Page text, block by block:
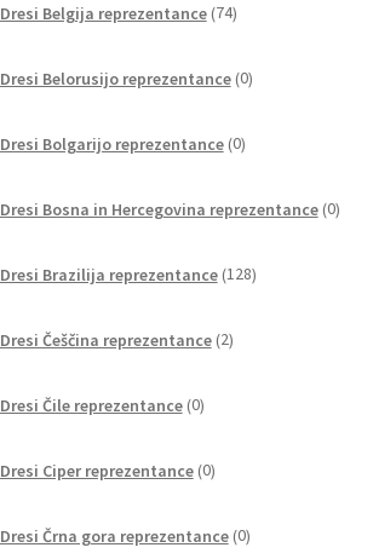
Dresi Belgija reprezentance 74izdelkov
Dresi Belorusijo reprezentance 0izdelkov
Dresi Bolgarijo reprezentance 0izdelkov
Dresi Bosna in Hercegovina reprezentance 0
Dresi Brazilija reprezentance 128izdelkov
Dresi Češčina reprezentance 2izdelka
Dresi Čile reprezentance 0izdelkov
Dresi Ciper reprezentance 0izdelkov
Dresi Črna gora reprezentance 0izdelkov